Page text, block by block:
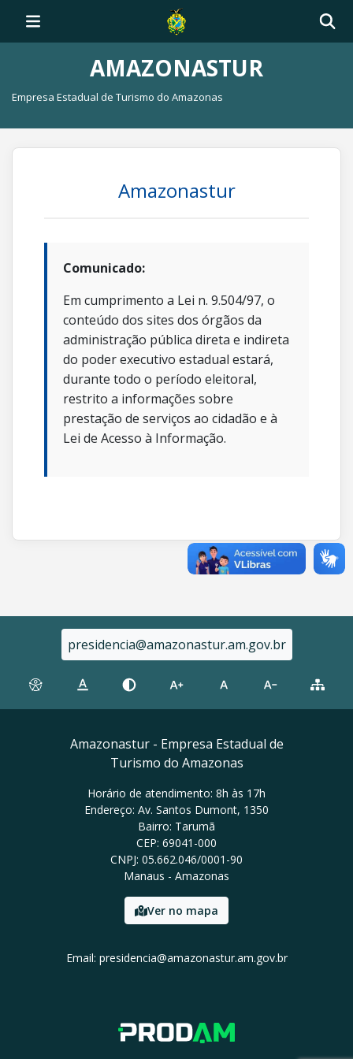
AMAZONASTUR
Empresa Estadual de Turismo do Amazonas
Amazonastur
Comunicado:
Em cumprimento a Lei n. 9.504/97, o
conteúdo dos sites dos órgãos da
administração pública direta e indireta
do poder executivo estadual estará,
durante todo o período eleitoral,
restrito a informações sobre
prestação de serviços ao cidadão e à
Lei de Acesso à Informação.
presidencia@amazonastur.am.gov.br
Amazonastur - Empresa Estadual de
Turismo do Amazonas
Horário de atendimento: 8h às 17h
Endereço: Av. Santos Dumont, 1350
Bairro: Tarumã
CEP: 69041-000
CNPJ: 05.662.046/0001-90
Manaus - Amazonas
Ver no mapa
Email: presidencia@amazonastur.am.gov.br